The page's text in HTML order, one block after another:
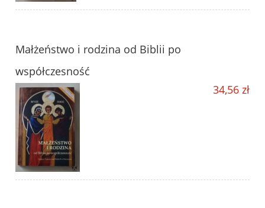
Małżeństwo i rodzina od Biblii po
współczesność
34,56 zł